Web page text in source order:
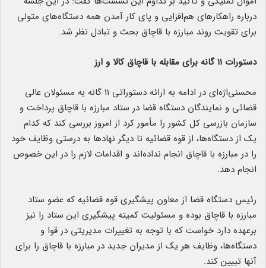
درباره راهکارهای هم‌افزایی و پای کار آمدن همه دستگاه‌های متولی
برای تقویت روند مبارزه با قاچاق بحث و تبادل نظر شد.
دستورات ۱۱ گانه برای مقابله با قاچاق کالا و ارز
محسنی‌اژه‌ای در ادامه به ارائه دستوراتی ۱۱ گانه به مسئولان عالی
قضائی و نمایندگان دستگاه قضا در ستاد مبارزه با قاچاق پرداخت و
سازمان بازرسی کل کشور را مأمور کرد از امروز بررسی کند که کدام
یک از دستگاه‌ها، از قوه قضائیه تا دیگر نهادها به درستی وظایف خود
را در مبارزه با قاچاق انجام نداده‌اند و اقدامات لازم را در این خصوص
انجام دهد.
رئیس دستگاه قضا از معاون پیشگیری قوه قضائیه که عضو ستاد
مبارزه با قاچاق بوده و مسئولیت کمیته پیشگیری این ستاد را نیز
برعهده دارد خواست که با توجه به تغییرات مدیریتی در قوا و
دستگاه‌ها، وظایف هر یک از مدیران جدید در مبارزه با قاچاق را برای
آنها تبیین کند.